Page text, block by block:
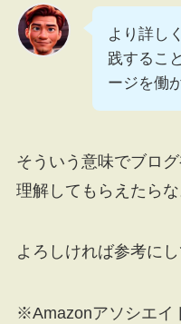
より詳し
践するこ
ージを働
そういう意味でブロ
理解してもらえたら
よろしければ参考にし
※Amazonアソシエイ